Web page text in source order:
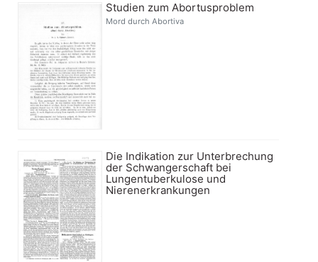
Studien zum Abortusproblem
Mord durch Abortiva
Die Indikation zur Unterbrechung
der Schwangerschaft bei
Lungentuberkulose und
Nierenerkrankungen